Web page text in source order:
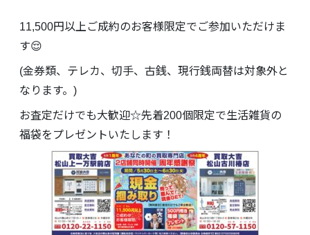
11,500円以上ご成約のお客様限定でご参加いただけま
す😌
(金券類、テレカ、切手、古銭、現行銭両替は対象外と
なります。)
お査定だけでも大歓迎☆先着200個限定で生活雑貨の
福袋をプレゼントいたします！